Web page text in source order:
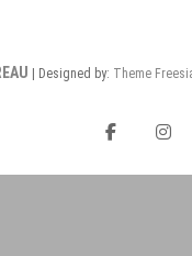
| Designed by: Theme